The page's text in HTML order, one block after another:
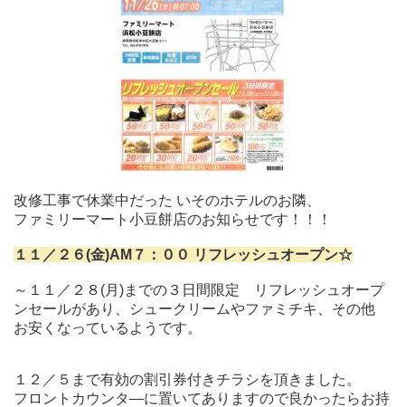
改修工事で休業中だった いそのホテルのお隣、
ファミリーマート小豆餅店のお知らせです！！！
１１／２６(金)AM７：００ リフレッシュオープン☆
～１１／２８(月)までの３日間限定 リフレッシュオープ
ンセールがあり、シュークリームやファミチキ、その他
お安くなっているようです。
１２／５まで有効の割引券付きチラシを頂きました。
フロントカウンタ―に置いてありますので良かったらお持